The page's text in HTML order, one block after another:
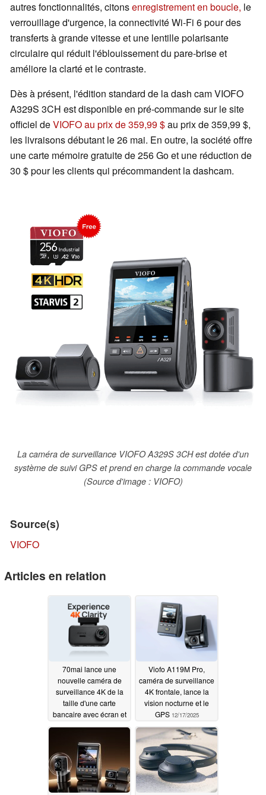
autres fonctionnalités, citonsenregistrement en boucle, le
verrouillage d'urgence, la connectivité Wi-Fi 6 pour des
transferts à grande vitesse et une lentille polarisante
circulaire qui réduit l'éblouissement du pare-brise et
améliore la clarté et le contraste.
Dès à présent, l'édition standard de la dash cam VIOFO
A329S 3CH est disponible en pré-commande sur le site
officiel deVIOFO au prix de 359,99 $au prix de 359,99 $,
les livraisons débutant le 26 mai. En outre, la société offre
une carte mémoire gratuite de 256 Go et une réduction de
30 $ pour les clients qui précommandent la dashcam.
La caméra de surveillance VIOFO A329S 3CH est dotée d'un
système de suivi GPS et prend en charge la commande vocale
(Source d'image : VIOFO)
Source(s)
VIOFO
Articles en relation
70mai lance une
nouvelle caméra de
surveillance 4K de la
taille d'une carte
bancaire avec écran et
GPS intégrés05/20/2026
Viofo A119M Pro,
caméra de surveillance
4K frontale, lance la
vision nocturne et le
GPS 12/17/2025